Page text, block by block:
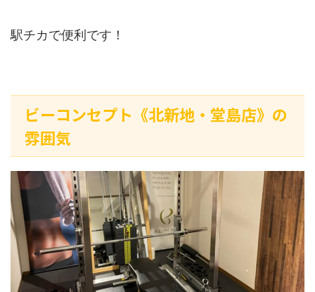
駅チカで便利です！
ビーコンセプト《北新地・堂島店》の
雰囲気